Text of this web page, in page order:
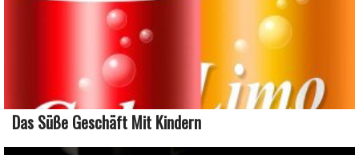
Das Süße Geschäft Mit Kindern